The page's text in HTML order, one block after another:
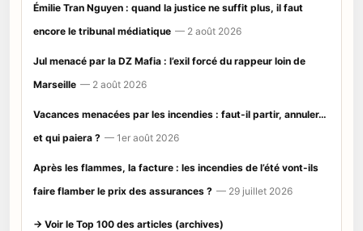
Émilie Tran Nguyen : quand la justice ne suffit plus, il faut
encore le tribunal médiatique — 2 août 2026
Jul menacé par la DZ Mafia : l’exil forcé du rappeur loin de
Marseille — 2 août 2026
Vacances menacées par les incendies : faut-il partir, annuler…
et qui paiera ? — 1er août 2026
Après les flammes, la facture : les incendies de l’été vont-ils
faire flamber le prix des assurances ? — 29 juillet 2026
→ Voir le Top 100 des articles (archives)